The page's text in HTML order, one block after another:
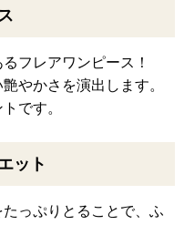
フレアワンピース！
やかさを演出します。
です。
ット
っぷりとることで、ふ